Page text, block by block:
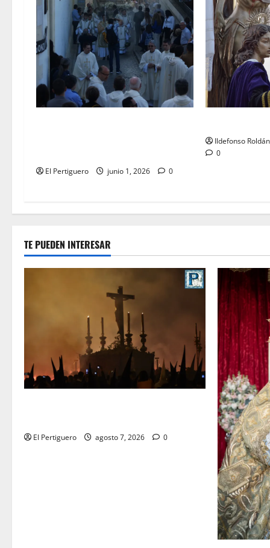
El Pertiguero junio 1, 2026 0
Ildefonso
0
TE PUEDEN INTERESAR
El Pertiguero agosto 7, 2026 0